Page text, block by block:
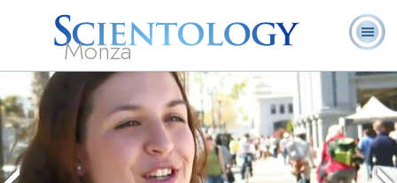
Monza
L. Ron Hubbard:
Fondatore
Che cos’è
Scientology?
Ministri
Volontari
Libri